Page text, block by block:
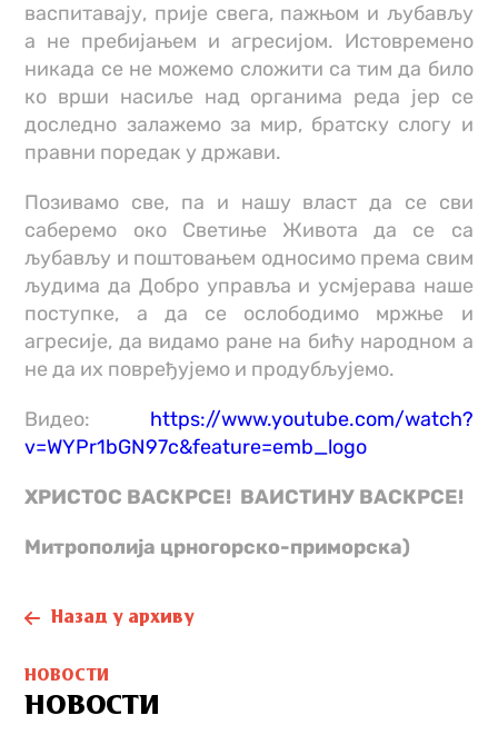
васпитавају, прије свега, пажњом и љубављу
а не пребијањем и агресијом. Истовремено
никада се не можемо сложити са тим да било
ко врши насиље над органима реда јер се
доследно залажемо за мир, братску слогу и
правни поредак у држави.
Позивамо све, па и нашу власт да се сви
саберемо око Светиње Живота да се са
љубављу и поштовањем односимо према свим
људима да Добро управља и усмјерава наше
поступке, а да се ослободимо мржње и
агресије, да видамо ране на бићу народном а
не да их повређујемо и продубљујемо.
Видео: https://www.youtube.com/watch?
v=WYPr1bGN97c&feature=emb_logo
ХРИСТОС ВАСКРСЕ! ВАИСТИНУ ВАСКРСЕ!
Митрополија црногорско-приморска)
Назад у архиву
НОВОСТИ
НОВОСТИ